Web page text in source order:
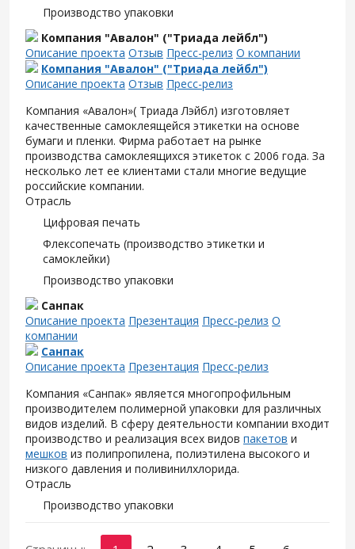
Производство упаковки
Компания "Авалон" ("Триада лейбл")
Описание проекта Отзыв Пресс-релиз О компании
Компания "Авалон" ("Триада лейбл")
Описание проекта Отзыв Пресс-релиз
Компания «Авалон»( Триада Лэйбл) изготовляет
качественные самоклеящейся этикетки на основе
бумаги и пленки. Фирма работает на рынке
производства самоклеящихся этикеток с 2006 года. За
несколько лет ее клиентами стали многие ведущие
российские компании.
Отрасль
Цифровая печать
Флексопечать (производство этикетки и
самоклейки)
Производство упаковки
Санпак
Описание проекта Презентация Пресс-релиз О
компании
Санпак
Описание проекта Презентация Пресс-релиз
Компания «Санпак» является многопрофильным
производителем полимерной упаковки для различных
видов изделий. В сферу деятельности компании входит
производство и реализация всех видов пакетов и
мешков из полипропилена, полиэтилена высокого и
низкого давления и поливинилхлорида.
Отрасль
Производство упаковки